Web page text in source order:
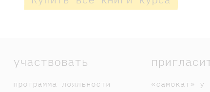
участвовать
программа лояльности
«самокат» у